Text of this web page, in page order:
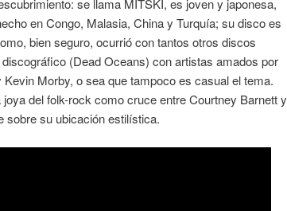
en Congo, Malasia, China y Turquía; su disco es
bien seguro, ocurrió con tantos otros discos
(Dead Oceans) con artistas amados por
Morby, o sea que tampoco es casual el tema.
del folk-rock como cruce entre Courtney Barnett y
sobre su ubicación estilística.